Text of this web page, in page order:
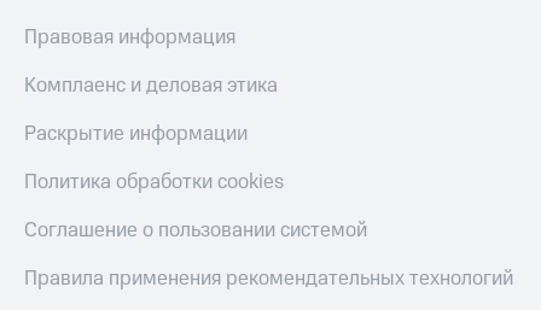
Правовая информация
Комплаенс и деловая этика
Раскрытие информации
Политика обработки cookies
Соглашение о пользовании системой
Правила применения рекомендательных технологий